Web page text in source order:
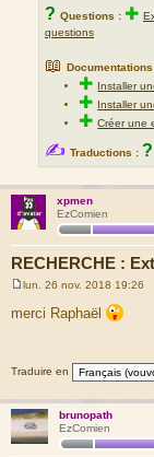
? Questions : ✚
questions
📖
✚ Installer
✚ Installer
✚Créer une
✍ Traductions : ?
xpmen
EzComien
RECHERCHE :
s
e
lun. 26 nov. 2018 19:26
merci Raphaël
Traduire en
brunopath
EzComien